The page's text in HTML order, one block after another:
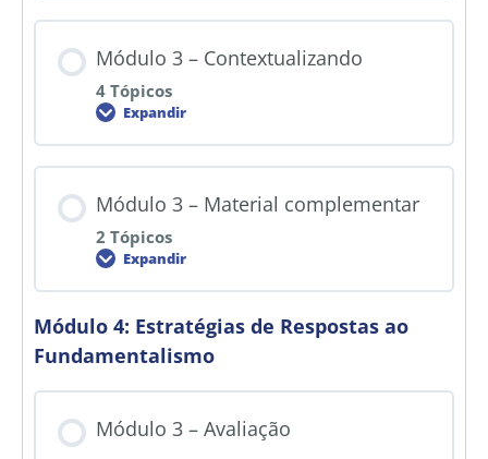
Módulo 3 – Contextualizando
4 Tópicos
Expandir
Módulo 3 – Material complementar
2 Tópicos
Expandir
Módulo 4: Estratégias de Respostas ao
Fundamentalismo
Módulo 3 – Avaliação